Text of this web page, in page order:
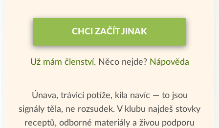
CHCI ZAČÍT JINAK
Už mám členství. Něco nejde? Nápověda
Únava, trávicí potíže, kila navíc — to jsou
signály těla, ne rozsudek. V klubu najdeš stovky
receptů, odborné materiály a živou podporu